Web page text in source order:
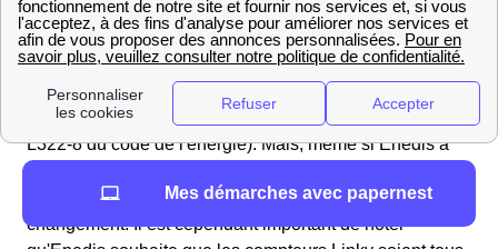
logements foyers de Thonon-Les-Bains sont
nécessairement concernés. Enedis est gestionnaire du
réseau et a donc légalement autorité sur les
modifications apportées à ses compteurs (article 29 de
la loi de transition énergétique du 17 août 2015 + article
L322-8 du code de l'énergie). Mais, même si Enedis a
Thonon-Les-Bains ne sont pas obligés d'accepter ce
changement. Il est cependant important de noter
Mes démarches avec papernest